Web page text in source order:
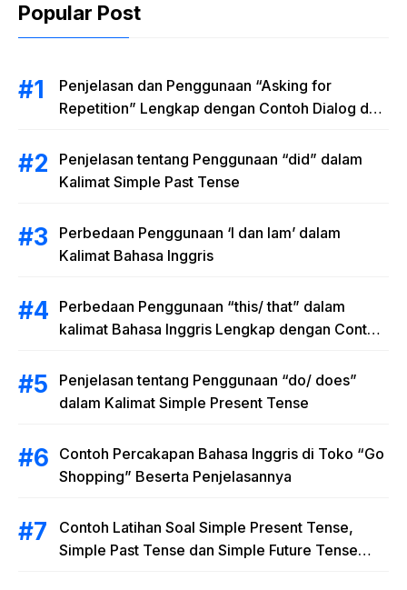
Popular Post
Penjelasan dan Penggunaan “Asking for
Repetition” Lengkap dengan Contoh Dialog dan
Penjelasan tentang Penggunaan “did” dalam
Kalimat Simple Past Tense
Perbedaan Penggunaan ‘I dan Iam’ dalam
Kalimat Bahasa Inggris
Perbedaan Penggunaan “this/ that” dalam
kalimat Bahasa Inggris Lengkap dengan Contoh
Penjelasan tentang Penggunaan “do/ does”
dalam Kalimat Simple Present Tense
Contoh Percakapan Bahasa Inggris di Toko “Go
Shopping” Beserta Penjelasannya
Contoh Latihan Soal Simple Present Tense,
Simple Past Tense dan Simple Future Tense